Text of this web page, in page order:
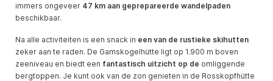
immers ongeveer 47 km aan geprepareerde wandelpaden
beschikbaar.
Na alle activiteiten is een snack in een van de rustieke skihutten
zeker aan te raden. De Gamskogelhütte ligt op 1.900 m boven
zeeniveau en biedt een fantastisch uitzicht op de omliggende
bergtoppen. Je kunt ook van de zon genieten in de Rosskopfhütte